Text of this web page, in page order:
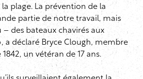
plage. La prévention de la
partie de notre travail, mais
des bateaux chavirés aux
a déclaré Bryce Clough, membre
un vétéran de 17 ans.